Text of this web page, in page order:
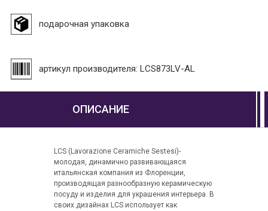
подарочная упаковка
артикул производителя: LCS873LV-AL
ОПИСАНИЕ
LCS (Lavorazione Ceramiche Sestesi)-
молодая, динамично развивающаяся
итальянская компания из Флоренции,
производящая разнообразную керамическую
посуду и изделия для украшения интерьера. В
своих дизайнах LCS использует как